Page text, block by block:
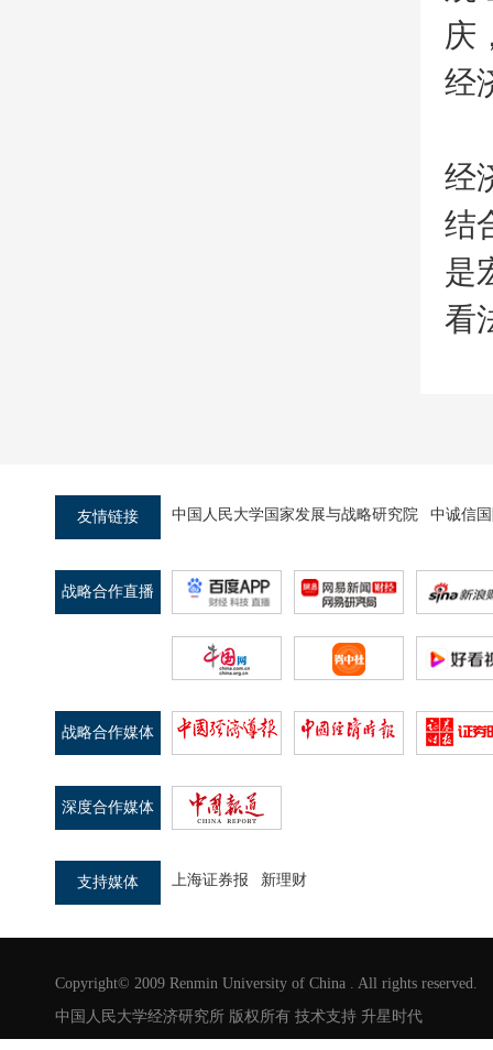
庆
经
经
结
是
看
友情链接 中国人民大学国家发展与战略研究院 中诚信
战略合作直播
战略合作媒体
深度合作媒体
支持媒体 上海证券报 新理财
Copyright© 2009 Renmin University of China . All rights reserved.
中国人民大学经济研究所 版权所有 技术支持 升星时代